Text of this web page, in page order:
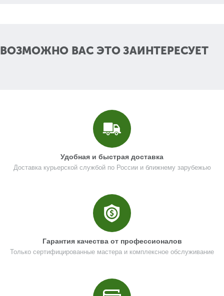
ВОЗМОЖНО ВАС ЭТО ЗАИНТЕРЕСУЕТ
Удобная и быстрая доставка
Доставка курьерской службой по России и ближнему зарубежью
Гарантия качества от профессионалов
Только сертифицированные мастера и комплексное обслуживание